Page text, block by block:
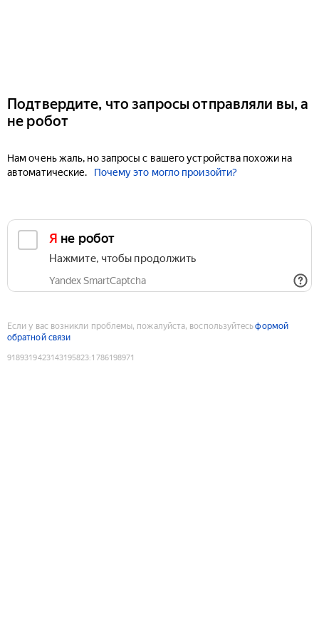
Подтвердите, что запросы отправляли вы, а
не робот
Нам очень жаль, но запросы с вашего устройства похожи на
автоматические.
Почему это могло произойти?
Я не робот
Нажмите, чтобы продолжить
Yandex SmartCaptcha
Если у вас возникли проблемы, пожалуйста, воспользуйтесьформой
обратной связи
9189319423143195823:1786198971